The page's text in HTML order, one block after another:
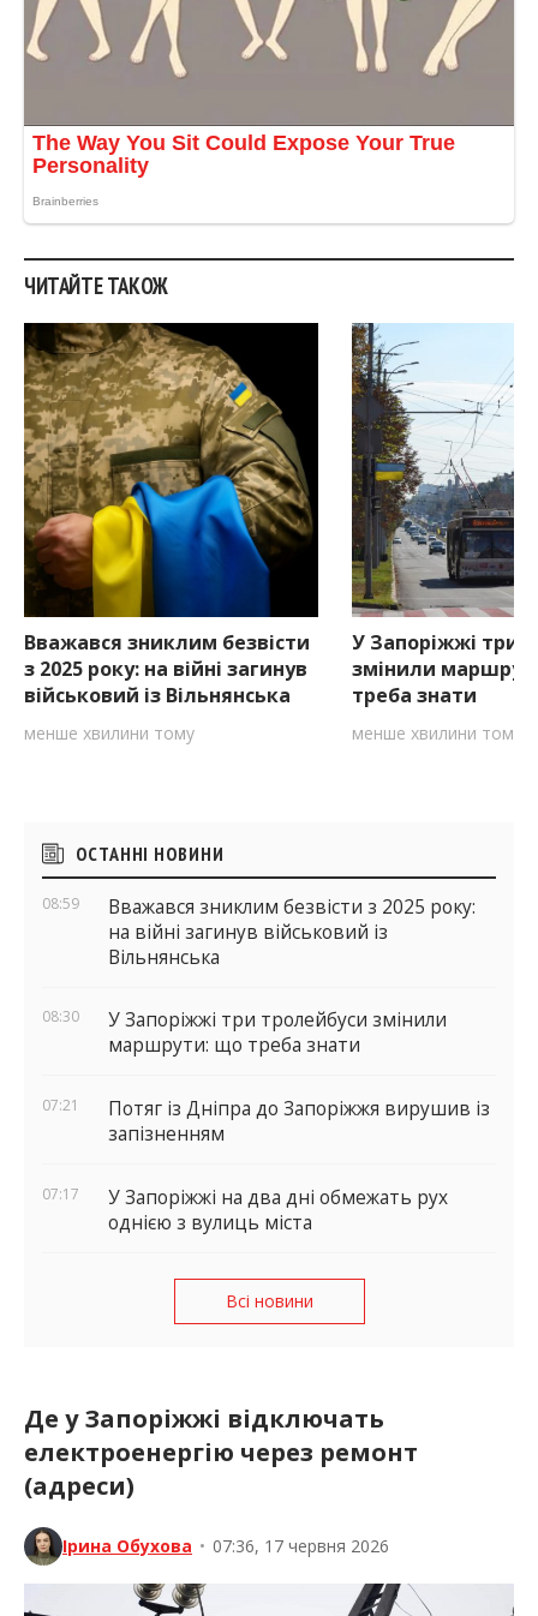
ЧИТАЙТЕ ТАКОЖ
Вважався зниклим безвісти
з 2025 року: на війні загинув
військовий із Вільнянська
менше хвилини тому
У Запоріжжі три
змінили
треба знати
менше хвилини тому
Бічні
віджети
ОСТАННІ НОВИНИ
08:59
Вважався зниклим безвісти з 2025 року:
на війні загинув військовий із
Вільнянська
08:30
У Запоріжжі три тролейбуси змінили
маршрути: що треба знати
07:21
Потяг із Дніпра до Запоріжжя вирушив із
запізненням
07:17
У Запоріжжі на два дні обмежать рух
однією з вулиць міста
Всі новини
Де у Запоріжжі відключать
електроенергію через ремонт
(адреси)
Ірина Обухова • 07:36, 17 червня 2026